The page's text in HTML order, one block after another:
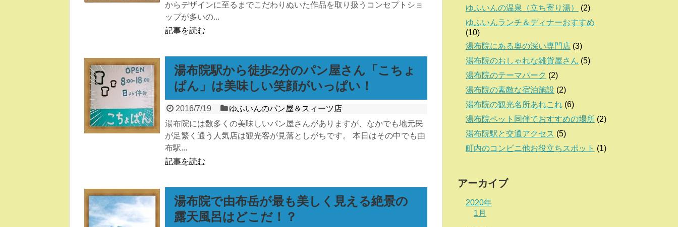
からデザインに至るまでこだわりぬいた作品を取り扱うコンセプトショ
ップが多いの...
記事を読む
湯布院駅から徒歩2分のパン屋さん「こちょ
ぱん」は美味しい笑顔がいっぱい！
2016/7/19
ゆふいんのパン屋＆スィーツ店
湯布院には数多くの美味しいパン屋さんがありますが、なかでも地元民
が足繁く通う人気店は観光客が見落としがちです。 本日はその中でも由
布駅...
記事を読む
湯布院で由布岳が最も美しく見える絶景の
露天風呂はどこだ！？
ゆふいんの温泉（立ち寄り湯）
(2)
ゆふいんランチ＆ディナーおすすめ
(10)
湯布院にある奥の深い専門店 (3)
湯布院のおしゃれな雑貨屋さん (5)
湯布院のテーマパーク (2)
湯布院の素敵な宿泊施設 (2)
湯布院の観光名所あれこれ (6)
湯布院ペット同伴でおすすめの場所 (2)
湯布院駅と交通アクセス (5)
町内のコンビニ他お役立ちスポット (1)
アーカイブ
2020年
1月